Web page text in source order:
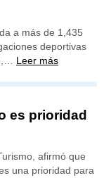
a más de 1,435
deportivas
Leer más
es prioridad
afirmó que
una prioridad para